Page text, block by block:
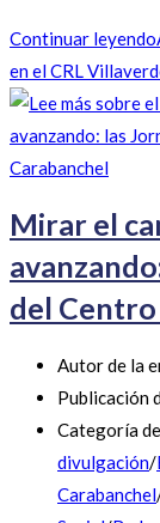
Continuar leyendo
en el CRL
Mirar el
del
Autor de la
Publicación
Categoría
divulgación/
Carabanchel